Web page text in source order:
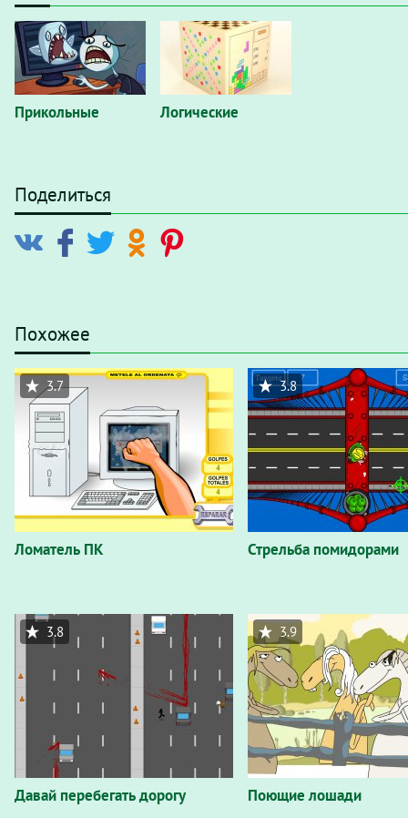
Прикольные Логические
Поделиться
Похожее
Ломатель ПК
3.7
Стрельба помидорами
3.8
Давай перебегать дорогу
3.8
Поющие лошади
3.9